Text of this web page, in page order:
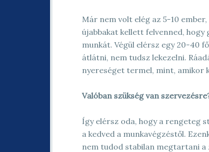
Már nem volt elég az 5-10
újabbakat kellett felvenned, hogy
munkát. Végül elérsz egy 20-40
átlátni, nem tudsz lekezelni.
nyereséget termel, mint, amikor
Valóban szükség van
Így elérsz oda, hogy a rengeteg
a kedved a munkavégzéstől.
nem tudod stabilan megtartani